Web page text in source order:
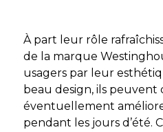
À part leur rôle
de la marque
usagers par leur
beau design, ils
éventuellement
pendant les jours d’été.